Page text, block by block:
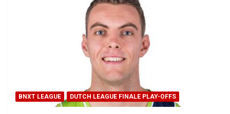
BNXT LEAGUE DUTCH LEAGUE FINALE PLAY-OFFS